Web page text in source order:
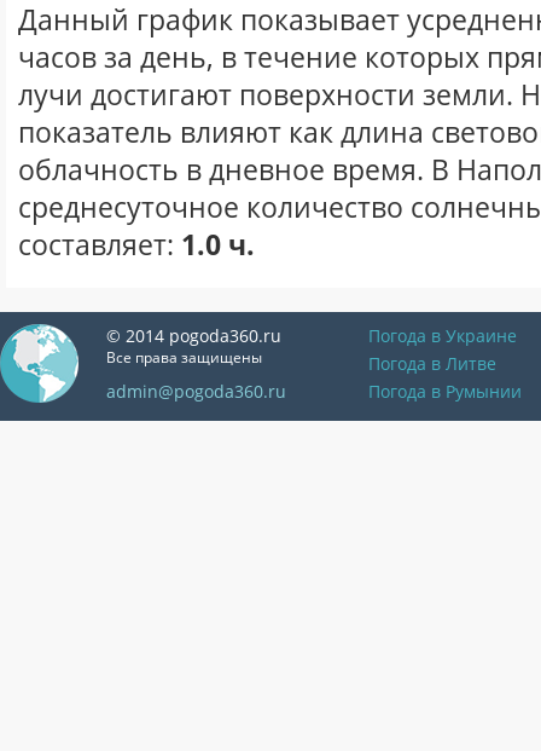
Данный график показывает
часов за день, в течение которых
лучи достигают поверхности земли.
показатель влияют как длина
облачность в дневное время. В
среднесуточное количество
составляет: 1.0 ч.
© 2014 pogoda360.ru
Все права защищены
admin@pogoda360.ru
Погода в Украине
Погода в Литве
Погода в Румынии